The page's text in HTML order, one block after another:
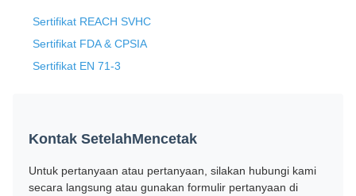
Sertifikat REACH SVHC
Sertifikat FDA & CPSIA
Sertifikat EN 71-3
Kontak SetelahMencetak
Untuk pertanyaan atau pertanyaan, silakan hubungi kami
secara langsung atau gunakan formulir pertanyaan di